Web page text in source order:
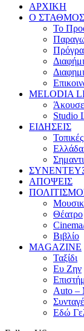
ΑΡΧΙΚΗ
Ο ΣΤΑΘΜΟΣ
Το
MELODIA
Studio
ΕΙΔΗΣΕΙΣ
Ελλάδα
ΑΠΟΨΕΙΣ
Θέατρο
Βιβλίο
MAGAZINE
Ταξίδι
Ευ Ζην
Auto –
Εδώ